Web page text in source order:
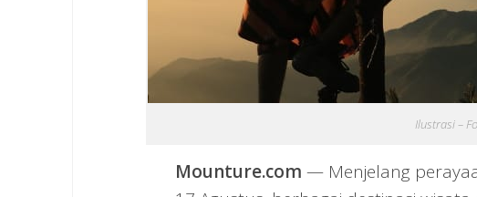
Ilustrasi –
Mounture.com — Menjelang